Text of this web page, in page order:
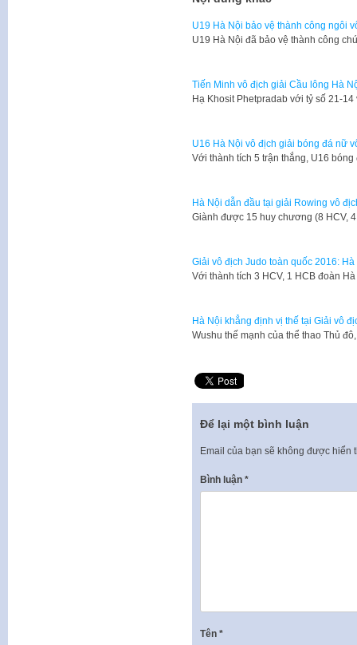
U19 Hà Nội bảo vệ thành công ngôi
U19 Hà Nội đã bảo vệ thành công
Tiến Minh vô địch giải Cầu lông Hà
Hạ Khosit Phetpradab với tỷ số 21-
U16 Hà Nội vô địch giải bóng đá nữ
Với thành tích 5 trận thắng, U16
Hà Nội dẫn đầu tại giải Rowing vô
Giành được 15 huy chương (8 HCV,
Giải vô địch Judo toàn quốc 2016:
Với thành tích 3 HCV, 1 HCB đoàn
Hà Nội khẳng định vị thế tại Giải vô
Wushu thế mạnh của thể thao Thủ
Để lại một bình luận
Email của bạn sẽ không được hiển
Bình luận *
Tên *